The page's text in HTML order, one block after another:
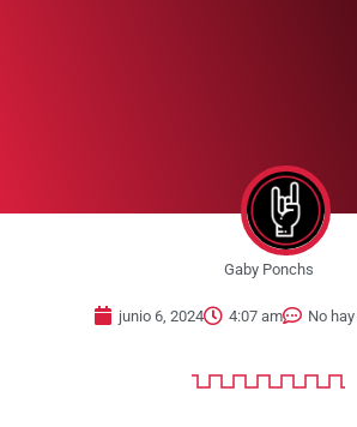
Gaby Ponchs
junio 6, 2024 4:07 am No